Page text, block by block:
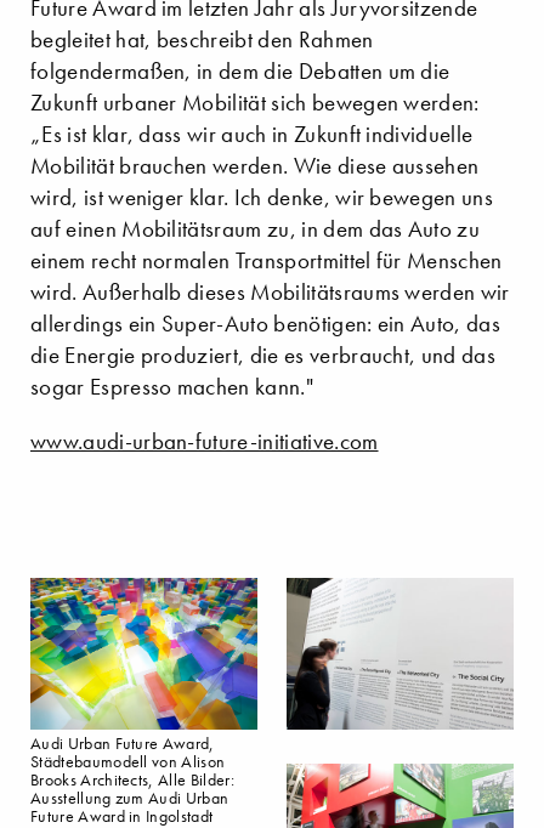
Future Award im letzten Jahr als Juryvorsitzende
begleitet hat, beschreibt den Rahmen
folgendermaßen, in dem die Debatten um die
Zukunft urbaner Mobilität sich bewegen werden:
„Es ist klar, dass wir auch in Zukunft individuelle
Mobilität brauchen werden. Wie diese aussehen
wird, ist weniger klar. Ich denke, wir bewegen uns
auf einen Mobilitätsraum zu, in dem das Auto zu
einem recht normalen Transportmittel für Menschen
wird. Außerhalb dieses Mobilitätsraums werden wir
allerdings ein Super-Auto benötigen: ein Auto, das
die Energie produziert, die es verbraucht, und das
sogar Espresso machen kann."
www.audi-urban-future-initiative.com
Audi Urban Future Award,
Städtebaumodell von Alison
Brooks Architects, Alle Bilder:
Ausstellung zum Audi Urban
Future Award in Ingolstadt